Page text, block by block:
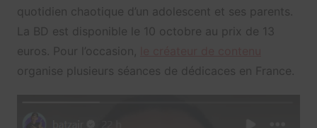
quotidien chaotique d’un adolescent et ses parents.
La BD est disponible le 10 octobre au prix de 13
euros. Pour l’occasion,
organise plusieurs séances de dédicaces en France.